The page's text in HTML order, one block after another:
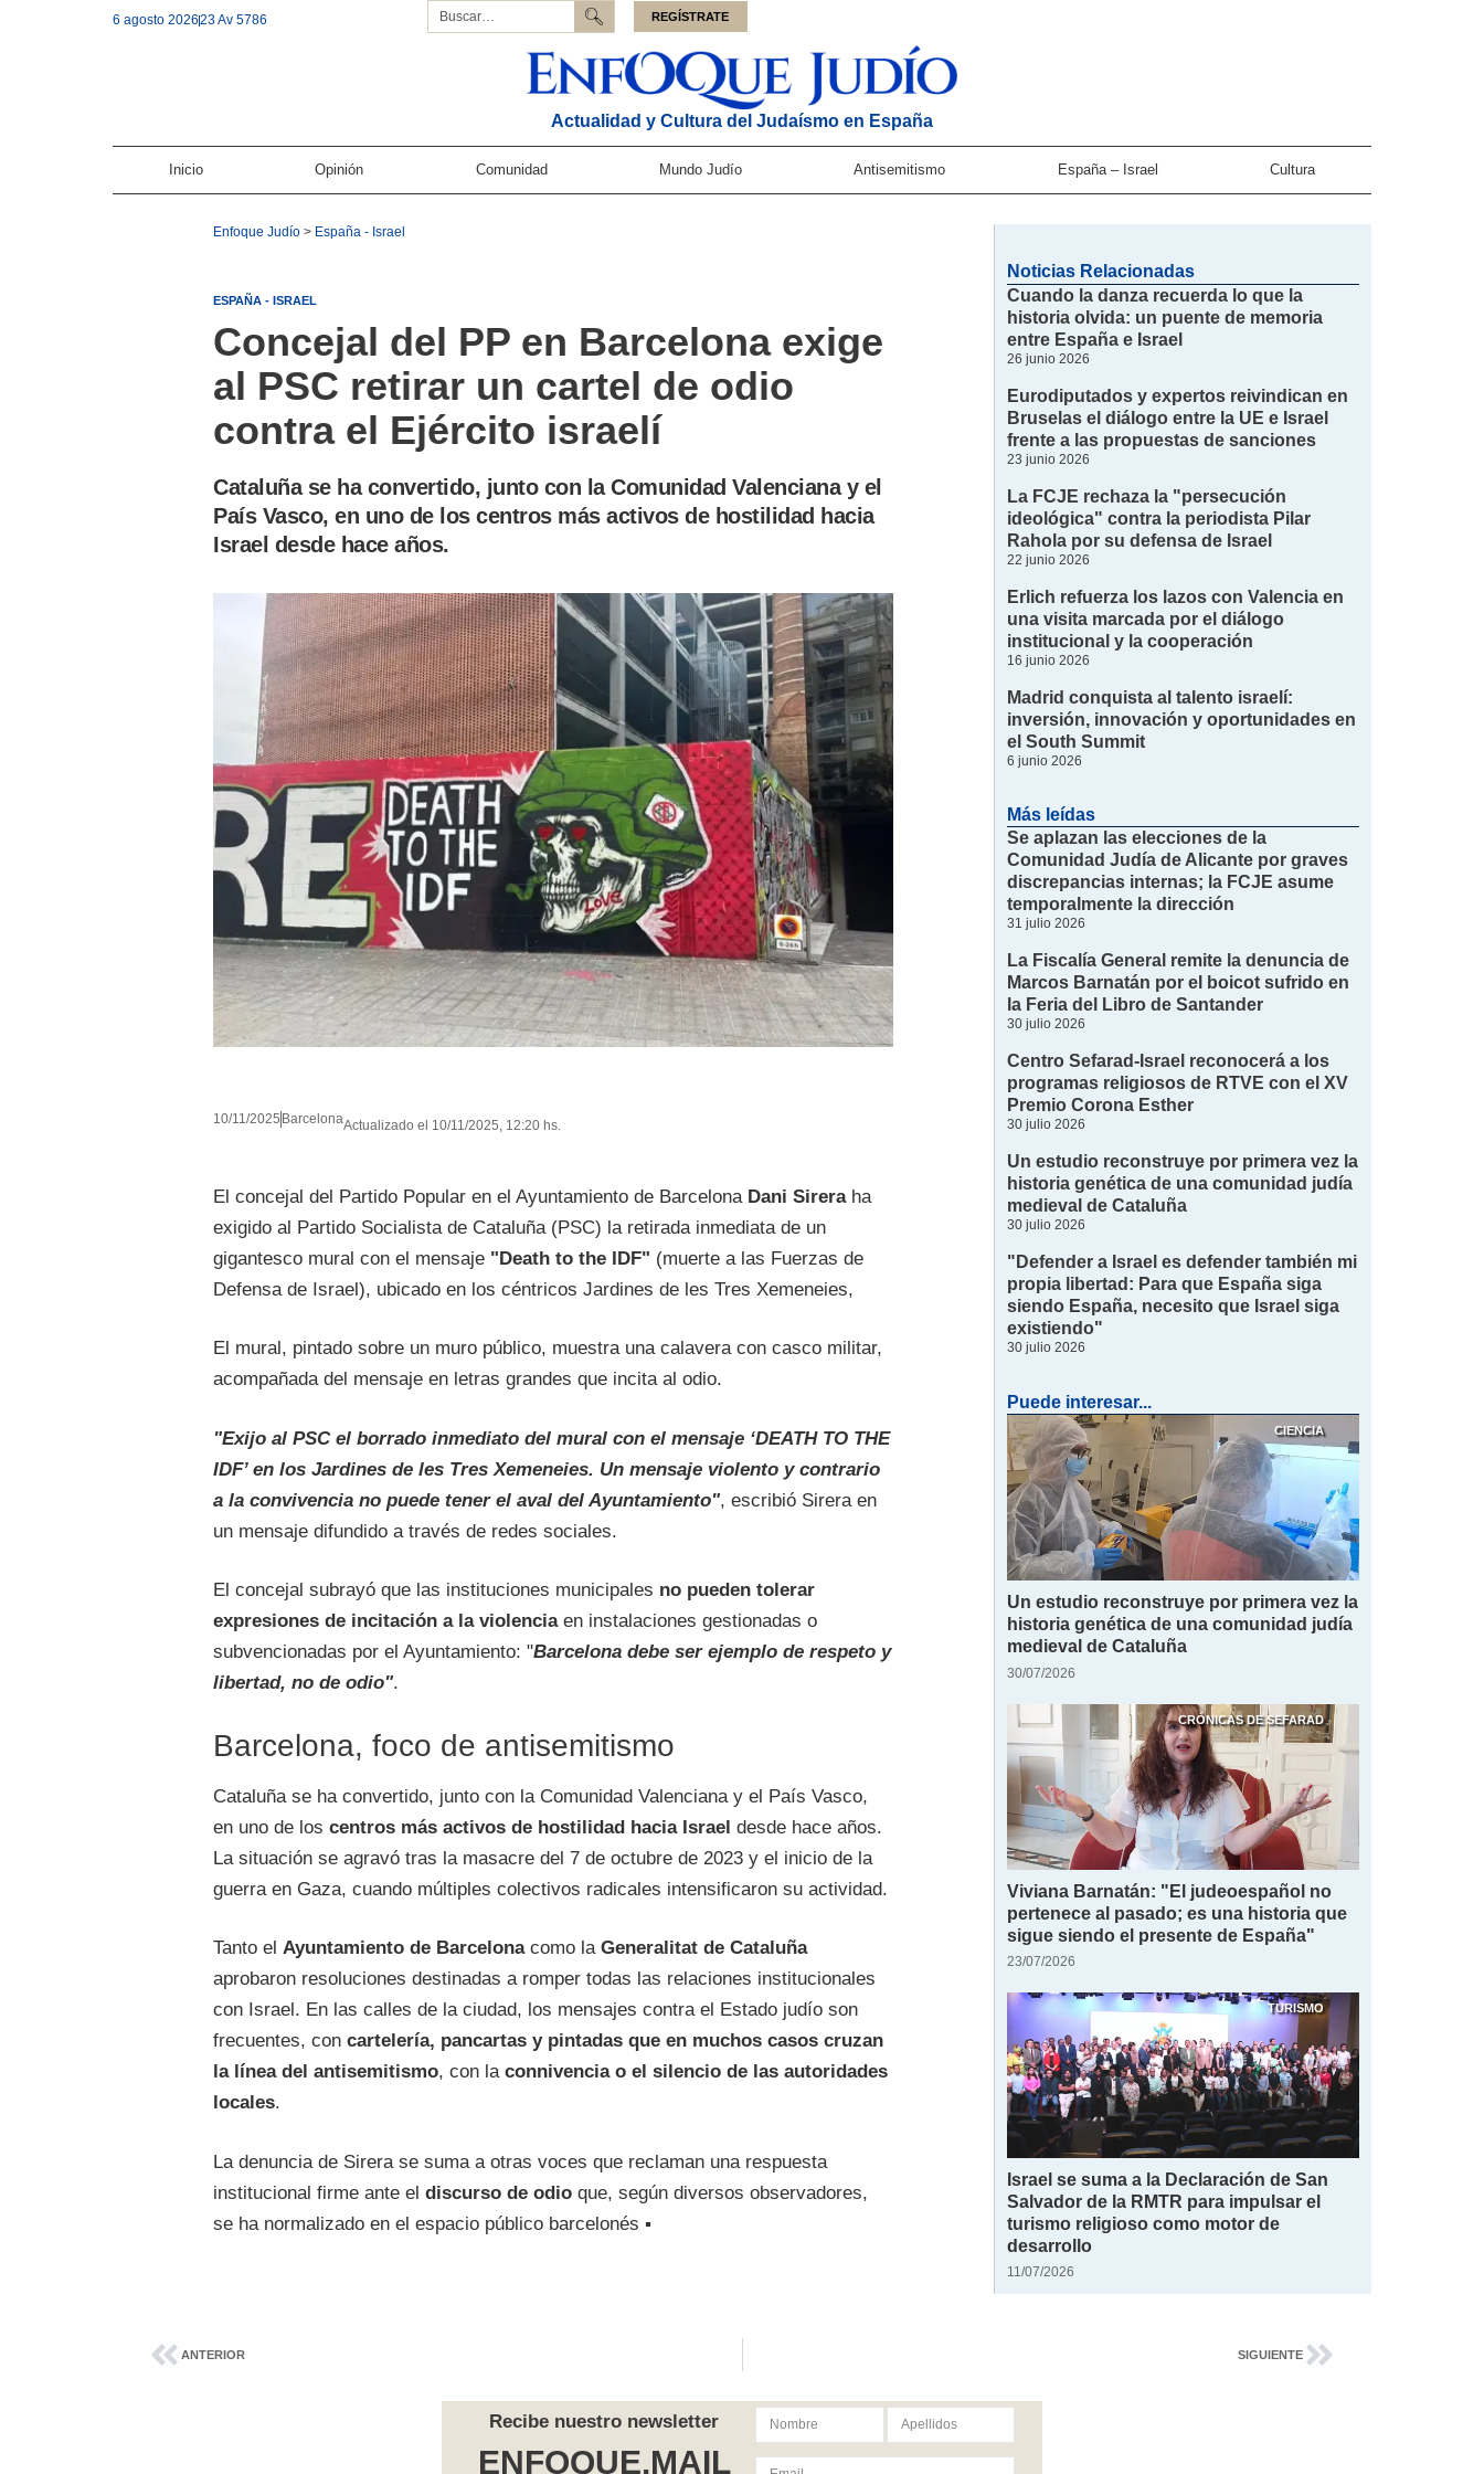
6 agosto 202623 Av 5786 REGÍSTRATE
Actualidad y Cultura del Judaísmo en España
Inicio Opinión Comunidad Mundo Judío Antisemitismo España – Israel Cultura
Enfoque Judío > España - Israel
ESPAÑA - ISRAEL
Concejal del PP en Barcelona exige
al PSC retirar un cartel de odio
contra el Ejército israelí
Cataluña se ha convertido, junto con la Comunidad Valenciana y el
País Vasco, en uno de los centros más activos de hostilidad hacia
Israel desde hace años.
10/11/2025 BarcelonaActualizado el 10/11/2025, 12:20 hs.
El concejal del Partido Popular en el Ayuntamiento de Barcelona Dani Sireraha
exigido al Partido Socialista de Cataluña (PSC) la retirada inmediata de un
gigantesco mural con el mensaje "Death to the IDF" (muerte a las Fuerzas de
Defensa de Israel), ubicado en los céntricos Jardines de les Tres Xemeneies,
El mural, pintado sobre un muro público, muestra una calavera con casco militar,
acompañada del mensaje en letras grandes que incita al odio.
"Exijo al PSC el borrado inmediato del mural con el mensaje ‘DEATH TO THE
IDF’ en los Jardines de les Tres Xemeneies. Un mensaje violento y contrario
a la convivencia no puede tener el aval del Ayuntamiento", escribió Sirera en
un mensaje difundido a través de redes sociales.
El concejal subrayó que las instituciones municipales no pueden tolerar
expresiones de incitación a la violenciaen instalaciones gestionadas o
subvencionadas por el Ayuntamiento: "Barcelona debe ser ejemplo de respeto y
libertad, no de odio".
Barcelona, foco de antisemitismo
Cataluña se ha convertido, junto con la Comunidad Valenciana y el País Vasco,
en uno de loscentros más activos de hostilidad hacia Israel desde hace años.
La situación se agravó tras la masacre del 7 de octubre de 2023 y el inicio de la
guerra en Gaza, cuando múltiples colectivos radicales intensificaron su actividad.
Tanto elAyuntamiento de Barcelonacomo laGeneralitat de Cataluña
aprobaron resoluciones destinadas a romper todas las relaciones institucionales
con Israel. En las calles de la ciudad, los mensajes contra el Estado judío son
frecuentes, concartelería, pancartas y pintadas que en muchos casos cruzan
la línea del antisemitismo, con laconnivencia o el silencio de las autoridades
locales.
La denuncia de Sirera se suma a otras voces que reclaman una respuesta
institucional firme ante eldiscurso de odio que, según diversos observadores,
se ha normalizado en el espacio público barcelonés ▪
Noticias Relacionadas
Cuando la danza recuerda lo que la
historia olvida: un puente de memoria
entre España e Israel
26 junio 2026
Eurodiputados y expertos reivindican en
Bruselas el diálogo entre la UE e Israel
frente a las propuestas de sanciones
23 junio 2026
La FCJE rechaza la "persecución
ideológica" contra la periodista Pilar
Rahola por su defensa de Israel
22 junio 2026
Erlich refuerza los lazos con Valencia en
una visita marcada por el diálogo
institucional y la cooperación
16 junio 2026
Madrid conquista al talento israelí:
inversión, innovación y oportunidades en
el South Summit
6 junio 2026
Más leídas
Se aplazan las elecciones de la
Comunidad Judía de Alicante por graves
discrepancias internas; la FCJE asume
temporalmente la dirección
31 julio 2026
La Fiscalía General remite la denuncia de
Marcos Barnatán por el boicot sufrido en
la Feria del Libro de Santander
30 julio 2026
Centro Sefarad-Israel reconocerá a los
programas religiosos de RTVE con el XV
Premio Corona Esther
30 julio 2026
Un estudio reconstruye por primera vez la
historia genética de una comunidad judía
medieval de Cataluña
30 julio 2026
"Defender a Israel es defender también mi
propia libertad: Para que España siga
siendo España, necesito que Israel siga
existiendo"
30 julio 2026
Puede interesar...
CIENCIA
Un estudio reconstruye por primera vez la
historia genética de una comunidad judía
medieval de Cataluña
30/07/2026
CRÓNICAS DE SEFARAD
Viviana Barnatán: "El judeoespañol no
pertenece al pasado; es una historia que
sigue siendo el presente de España"
23/07/2026
TURISMO
Israel se suma a la Declaración de San
Salvador de la RMTR para impulsar el
turismo religioso como motor de
desarrollo
11/07/2026
ANTERIOR SIGUIENTE
Recibe nuestro newsletter
ENFOQUE.MAIL